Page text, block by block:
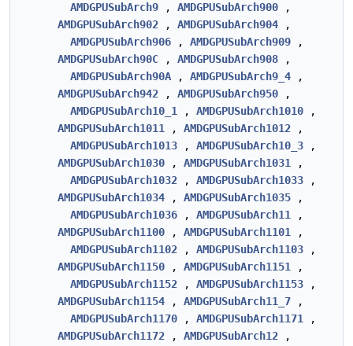
AMDGPUSubArch9 , AMDGPUSubArch900 ,
AMDGPUSubArch902 , AMDGPUSubArch904 ,
AMDGPUSubArch906 , AMDGPUSubArch909 ,
AMDGPUSubArch90C , AMDGPUSubArch908 ,
AMDGPUSubArch90A , AMDGPUSubArch9_4 ,
AMDGPUSubArch942 , AMDGPUSubArch950 ,
AMDGPUSubArch10_1
, AMDGPUSubArch1010 ,
AMDGPUSubArch1011
, AMDGPUSubArch1012 ,
AMDGPUSubArch1013 , AMDGPUSubArch10_3 ,
AMDGPUSubArch1030 , AMDGPUSubArch1031
,
AMDGPUSubArch1032 , AMDGPUSubArch1033 ,
AMDGPUSubArch1034 , AMDGPUSubArch1035 ,
AMDGPUSubArch1036 , AMDGPUSubArch11
,
AMDGPUSubArch1100 , AMDGPUSubArch1101
,
AMDGPUSubArch1102 , AMDGPUSubArch1103 ,
AMDGPUSubArch1150 , AMDGPUSubArch1151
,
AMDGPUSubArch1152 , AMDGPUSubArch1153 ,
AMDGPUSubArch1154 , AMDGPUSubArch11_7 ,
AMDGPUSubArch1170 , AMDGPUSubArch1171
,
AMDGPUSubArch1172 , AMDGPUSubArch12 ,